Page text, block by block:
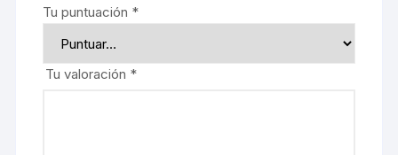
Tu puntuación *
Tu valoración *